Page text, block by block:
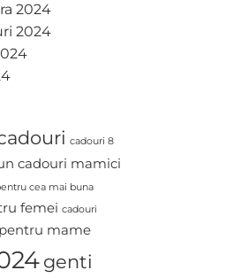
2024
2024
cadouri 8
cadouri mamici
cea mai buna
femei cadouri
mame
genti